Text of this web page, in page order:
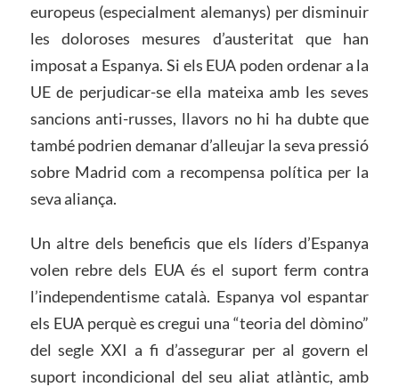
europeus (especialment alemanys) per disminuir
les doloroses mesures d’austeritat que han
imposat a Espanya. Si els EUA poden ordenar a la
UE de perjudicar-se ella mateixa amb les seves
sancions anti-russes, llavors no hi ha dubte que
també podrien demanar d’alleujar la seva pressió
sobre Madrid com a recompensa política per la
seva aliança.
Un altre dels beneficis que els líders d’Espanya
volen rebre dels EUA és el suport ferm contra
l’independentisme català. Espanya vol espantar
els EUA perquè es cregui una “teoria del dòmino”
del segle XXI a fi d’assegurar per al govern el
suport incondicional del seu aliat atlàntic, amb